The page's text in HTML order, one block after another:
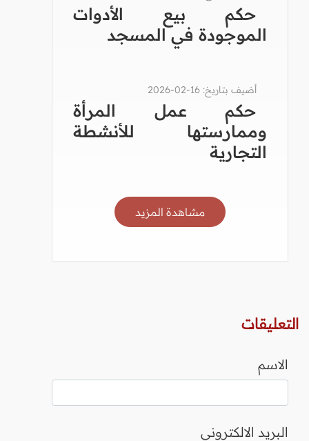
حكم بيع الأدوات
الموجودة في المسجد
أضيف بتاريخ: 16-02-2026
حكم عمل المرأة
وممارستها للأنشطة
التجارية
مشاهدة المزيد
التعليقات
الاسم
البريد الالكتروني